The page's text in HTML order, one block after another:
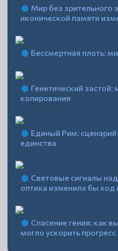
Мир без зрительного
иконической памяти
Бессмертная плоть:
Генетический
копирования
Единый Рим: сценарий
единства
Световые сигналы
оптика изменила бы ход
Спасение гения: как
могло ускорить